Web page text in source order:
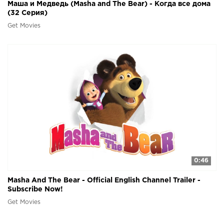
Маша и Медведь (Masha and The Bear) - Когда все дома
(32 Серия)
Get Movies
0:46
Masha And The Bear - Official English Channel Trailer -
Subscribe Now!
Get Movies